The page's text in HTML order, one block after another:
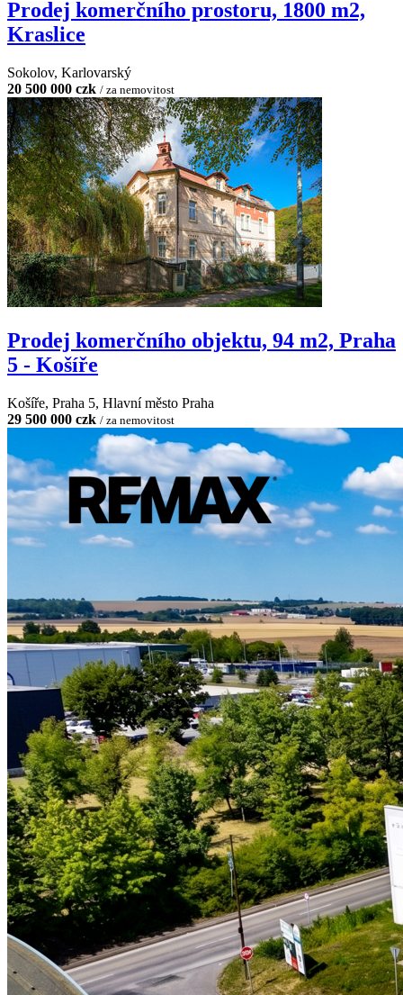
Prodej komerčního prostoru, 1800 m2,
Kraslice
Sokolov, Karlovarský
20 500 000 czk / za nemovitost
Prodej komerčního objektu, 94 m2, Praha
5 - Košíře
Košíře, Praha 5, Hlavní město Praha
29 500 000 czk / za nemovitost